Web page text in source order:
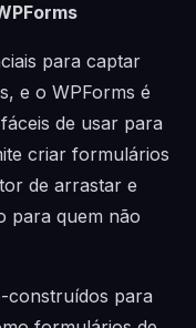
para captar
e o WPForms é
de usar para
criar formulários
de arrastar e
para quem não
construídos para